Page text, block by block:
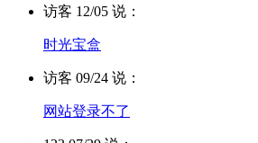
访客 12/05 说：
时光宝盒
访客 09/24 说：
网站登录不了